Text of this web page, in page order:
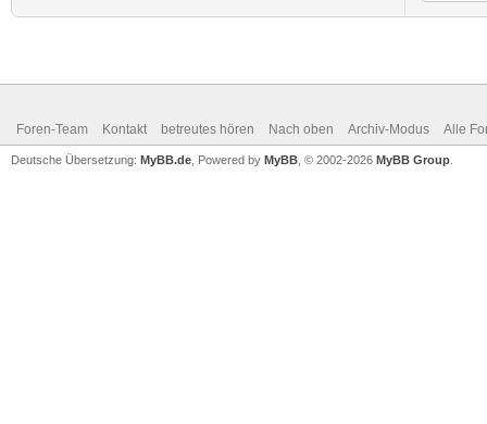
Foren-Team Kontakt betreutes hören Nach oben Archiv-Modus Alle
Deutsche Übersetzung: MyBB.de , Powered by MyBB , © 2002-2026 MyBB Group